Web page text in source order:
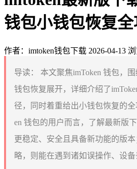
钱包小钱包恢复
作者：imtoken钱包下载 2026-04-13
导读：
本文聚焦imToken 钱包，
钱包恢复展开，详细介绍了
径，同时着重给出小钱包恢复的
en 钱包的用户而言，了解最新版
更稳定、安全且具备新功能的版
略，则能在遇到诸如误操作、设